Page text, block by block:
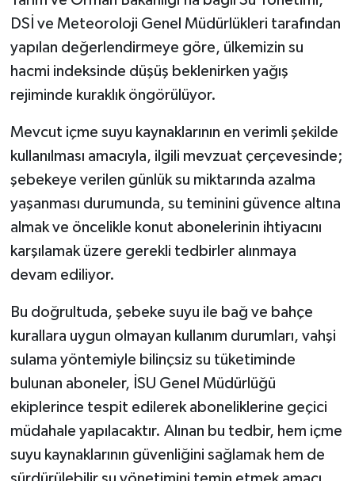
DSİ ve Meteoroloji Genel Müdürlükleri tarafından
yapılan değerlendirmeye göre, ülkemizin su
hacmi indeksinde düşüş beklenirken yağış
rejiminde kuraklık öngörülüyor.
Mevcut içme suyu kaynaklarının en verimli şekilde
kullanılması amacıyla, ilgili mevzuat çerçevesinde;
şebekeye verilen günlük su miktarında azalma
yaşanması durumunda, su teminini güvence altına
almak ve öncelikle konut abonelerinin ihtiyacını
karşılamak üzere gerekli tedbirler alınmaya
devam ediliyor.
Bu doğrultuda, şebeke suyu ile bağ ve bahçe
kurallara uygun olmayan kullanım durumları, vahşi
sulama yöntemiyle bilinçsiz su tüketiminde
bulunan aboneler, İSU Genel Müdürlüğü
ekiplerince tespit edilerek aboneliklerine geçici
müdahale yapılacaktır. Alınan bu tedbir, hem içme
suyu kaynaklarının güvenliğini sağlamak hem de